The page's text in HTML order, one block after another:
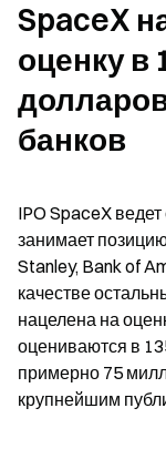
SpaceX
оценку в
банков
IPO SpaceX
занимает
Stanley, Bank of
качестве
нацелена на
оцениваются в
примерно 75
крупнейшим